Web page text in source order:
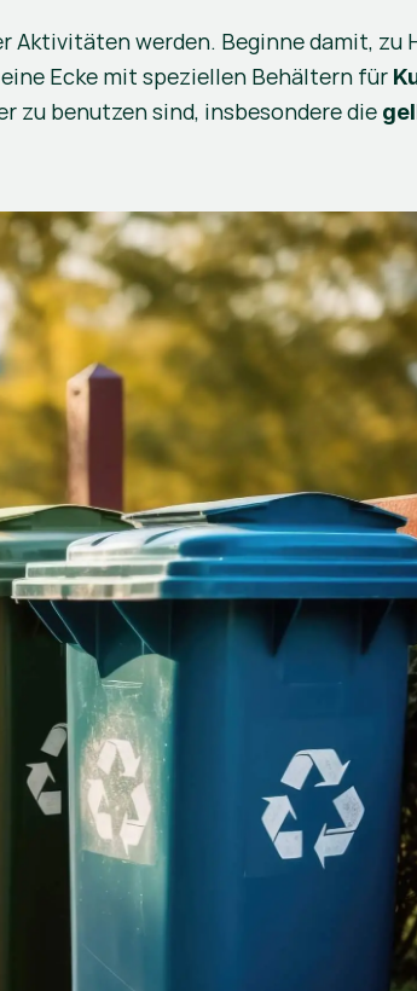
Aktivitäten werden. Beginne damit, zu
Ecke mit speziellen Behältern für
zu benutzen sind, insbesondere die